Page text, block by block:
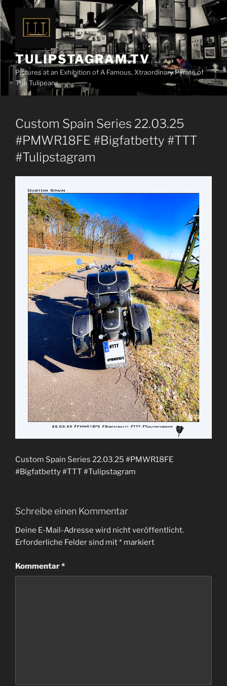
Zum
Inhalt
springen
TULIPSTAGRAM.TV
Pictures at an Exhibition of A Famous, Xtraordinary Pyrate of
The Tulipeans
Custom Spain Series 22.03.25
#PMWR18FE #Bigfatbetty #TTT
#Tulipstagram
Custom Spain Series 22.03.25 #PMWR18FE
#Bigfatbetty #TTT #Tulipstagram
Schreibe einen Kommentar
Deine E-Mail-Adresse wird nicht veröffentlicht.
Erforderliche Felder sind mit* markiert
Kommentar*